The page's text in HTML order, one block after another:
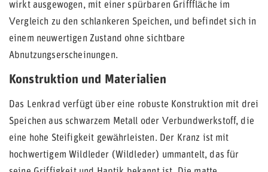
wirkt ausgewogen, mit einer spürbaren Grifffläche im
Vergleich zu den schlankeren Speichen, und befindet sich in
einem neuwertigen Zustand ohne sichtbare
Abnutzungserscheinungen.
Konstruktion und Materialien
Das Lenkrad verfügt über eine robuste Konstruktion mit drei
Speichen aus schwarzem Metall oder Verbundwerkstoff, die
eine hohe Steifigkeit gewährleisten. Der Kranz ist mit
hochwertigem Wildleder (Wildleder) ummantelt, das für